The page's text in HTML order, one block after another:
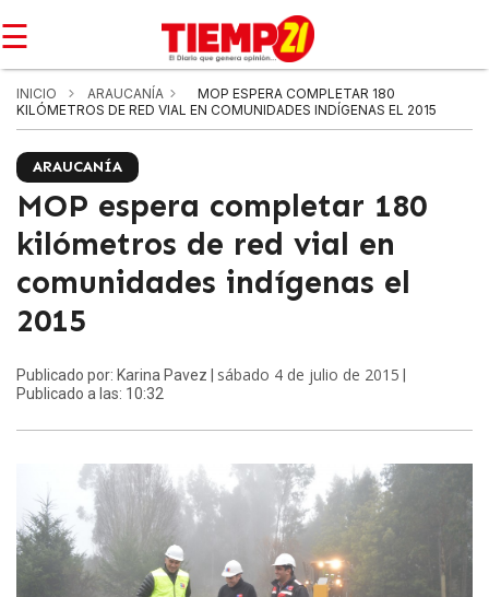
☰
INICIO ARAUCANÍA
MOP ESPERA COMPLETAR 180
KILÓMETROS DE RED VIAL EN COMUNIDADES INDÍGENAS EL 2015
ARAUCANÍA
MOP espera completar 180
kilómetros de red vial en
comunidades indígenas el
2015
Publicado por: Karina Pavez | sábado 4 de julio de 2015
Publicado a las: 10:32